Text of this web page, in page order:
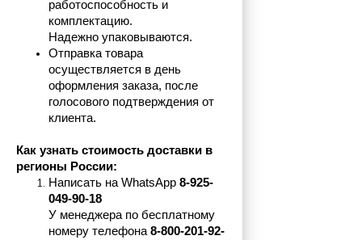
работоспособность и
комплектацию.
Надежно упаковываются.
Отправка товара
осуществляется в день
оформления заказа, после
голосового подтверждения от
клиента.
Как узнать стоимость доставки в
регионы России:
Написать на WhatsApp 8-925-
049-90-18
У менеджера по бесплатному
номеру телефона 8-800-201-92-